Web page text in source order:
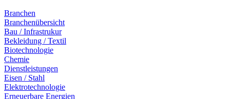
Branchen
Branchenübersicht
Bau / Infrastrukur
Bekleidung / Textil
Biotechnologie
Chemie
Dienstleistungen
Eisen / Stahl
Elektrotechnologie
Erneuerbare Energien